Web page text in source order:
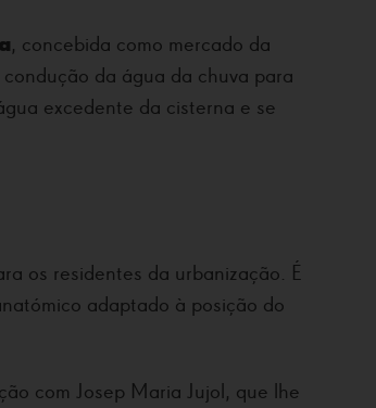
, concebida como mercado da
da água da chuva para
excedente da cisterna e se
os residentes da urbanização. É
adaptado à posição do
com Josep Maria Jujol, que lhe